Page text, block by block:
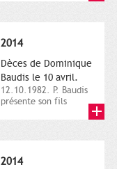
2014
Dèces de Dominique
Baudis le 10 avril.
12.10.1982. P. Baudis
présente son fils
2014